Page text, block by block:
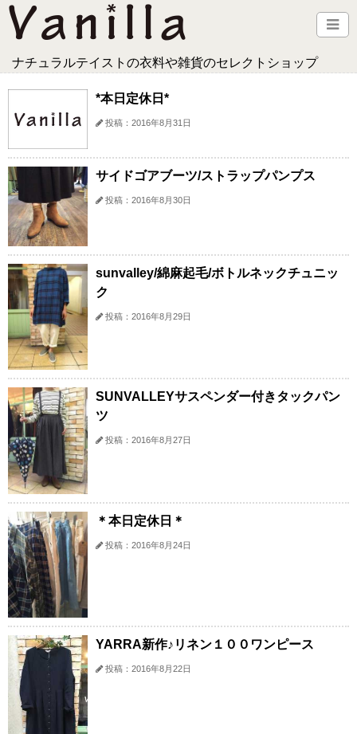
ナチュラルテイストの衣料や雑貨のセレクトショップ
*本日定休日*
投稿：2016年8月31日
サイドゴアブーツ/ストラップパンプス
投稿：2016年8月30日
sunvalley/綿麻起毛/ボトルネックチュニッ
ク
投稿：2016年8月29日
SUNVALLEYサスペンダー付きタックパン
ツ
投稿：2016年8月27日
＊本日定休日＊
投稿：2016年8月24日
YARRA新作♪リネン１００ワンピース
投稿：2016年8月22日